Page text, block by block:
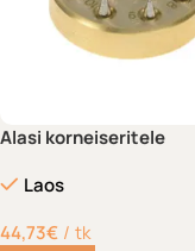
Alasi korneiseritele
Laos
44,73€ tk